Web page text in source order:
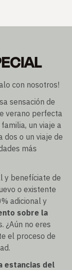
con nosotros!
sensación de
verano perfecta
un viaje a
dos o un viaje de
más
y benefíciate de
o existente
adicional y
sobre la
¿Aún no eres
el proceso de
estancias del